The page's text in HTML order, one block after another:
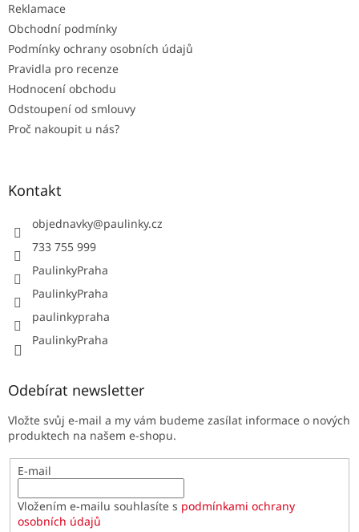
Reklamace
Obchodní podmínky
Podmínky ochrany osobních údajů
Pravidla pro recenze
Hodnocení obchodu
Odstoupení od smlouvy
Proč nakoupit u nás?
Kontakt
objednavky@paulinky.cz
733 755 999
PaulinkyPraha
PaulinkyPraha
paulinkypraha
PaulinkyPraha
Odebírat newsletter
Vložte svůj e-mail a my vám budeme zasílat informace o nových
produktech na našem e-shopu.
E-mail
Vložením e-mailu souhlasíte s podmínkami ochrany
osobních údajů